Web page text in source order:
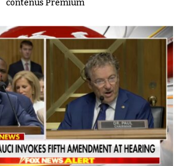
contenus Premium